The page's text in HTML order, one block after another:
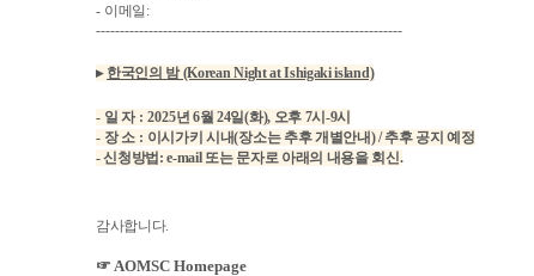
- 이메일:
----------------------------------------------------------------
▸ 한국인의 밤 (Korean Night at Ishigaki island)
- 일 자 : 2025년 6월 24일(화), 오후 7시-9시
- 장 소 : 이시가키 시내(장소는 추후 개별안내) / 추후 공지 예정
- 신청방법: e-mail 또는 문자로 아래의 내용을 회신.
감사합니다.
☞ AOMSC Homepage